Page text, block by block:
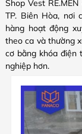
Shop Vest
TP. Biên Hòa, nơi
hàng hoạt động
theo ca và thường
cơ bằng khóa điện
nghiệp hơn.